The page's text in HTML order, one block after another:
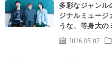
2026.05.07
多彩なジャンル
ジナルミュー
うな、等身大の